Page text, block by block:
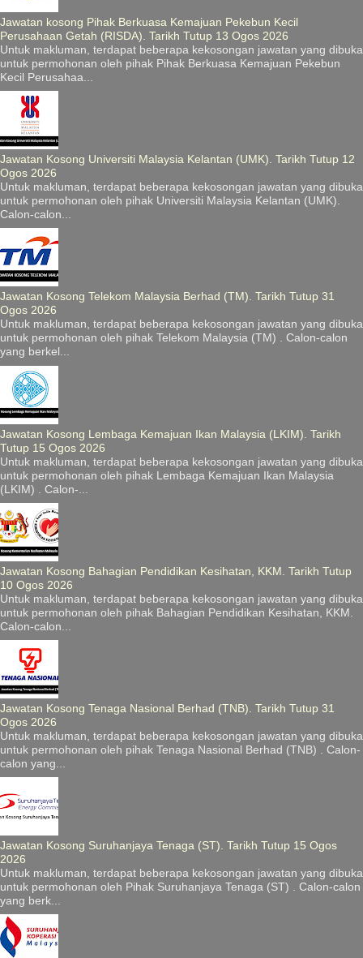
Jawatan kosong Pihak Berkuasa Kemajuan Pekebun Kecil
Perusahaan Getah (RISDA). Tarikh Tutup 13 Ogos 2026
Untuk makluman, terdapat beberapa kekosongan jawatan yang dibuka
untuk permohonan oleh pihak Pihak Berkuasa Kemajuan Pekebun
Kecil Perusahaa...
Jawatan Kosong Universiti Malaysia Kelantan (UMK). Tarikh Tutup 12
Ogos 2026
Untuk makluman, terdapat beberapa kekosongan jawatan yang dibuka
untuk permohonan oleh pihak Universiti Malaysia Kelantan (UMK).
Calon-calon...
Jawatan Kosong Telekom Malaysia Berhad (TM). Tarikh Tutup 31
Ogos 2026
Untuk makluman, terdapat beberapa kekosongan jawatan yang dibuka
untuk permohonan oleh pihak Telekom Malaysia (TM) . Calon-calon
yang berkel...
Jawatan Kosong Lembaga Kemajuan Ikan Malaysia (LKIM). Tarikh
Tutup 15 Ogos 2026
Untuk makluman, terdapat beberapa kekosongan jawatan yang dibuka
untuk permohonan oleh pihak Lembaga Kemajuan Ikan Malaysia
(LKIM) . Calon-...
Jawatan Kosong Bahagian Pendidikan Kesihatan, KKM. Tarikh Tutup
10 Ogos 2026
Untuk makluman, terdapat beberapa kekosongan jawatan yang dibuka
untuk permohonan oleh pihak Bahagian Pendidikan Kesihatan, KKM.
Calon-calon...
Jawatan Kosong Tenaga Nasional Berhad (TNB). Tarikh Tutup 31
Ogos 2026
Untuk makluman, terdapat beberapa kekosongan jawatan yang dibuka
untuk permohonan oleh pihak Tenaga Nasional Berhad (TNB) . Calon-
calon yang...
Jawatan Kosong Suruhanjaya Tenaga (ST). Tarikh Tutup 15 Ogos
2026
Untuk makluman, terdapat beberapa kekosongan jawatan yang dibuka
untuk permohonan oleh Pihak Suruhanjaya Tenaga (ST) . Calon-calon
yang berk...